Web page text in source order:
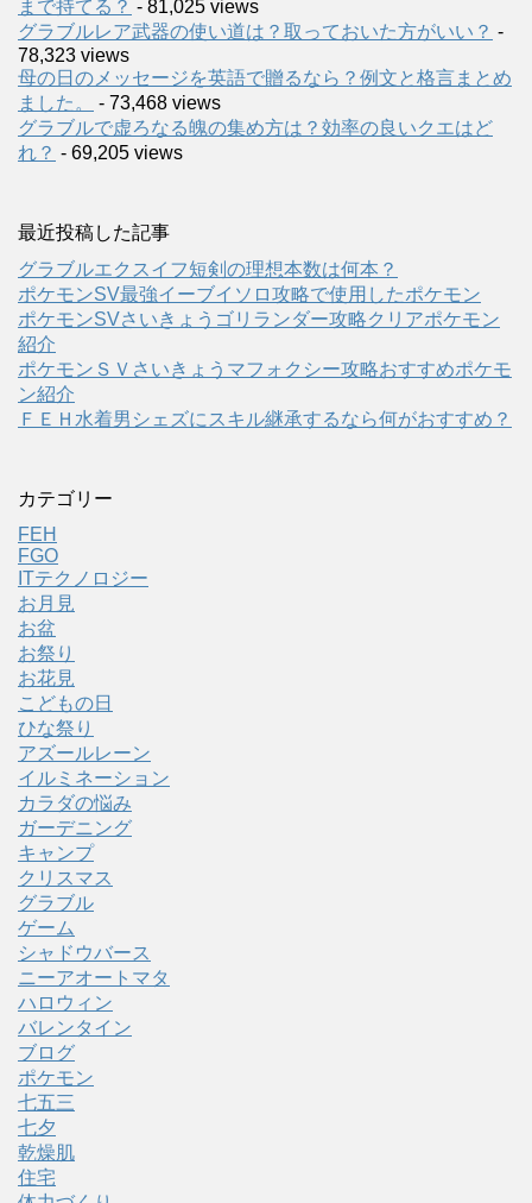
まで持てる？ - 81,025 views
グラブルレア武器の使い道は？取っておいた方がいい？ -
78,323 views
母の日のメッセージを英語で贈るなら？例文と格言まとめ
ました。
- 73,468 views
グラブルで虚ろなる魄の集め方は？効率の良いクエはど
れ？ - 69,205 views
最近投稿した記事
グラブルエクスイフ短剣の理想本数は何本？
ポケモンSV最強イーブイソロ攻略で使用したポケモン
ポケモンSVさいきょうゴリランダー攻略クリアポケモン
紹介
ポケモンＳＶさいきょうマフォクシー攻略おすすめポケモ
ン紹介
ＦＥＨ水着男シェズにスキル継承するなら何がおすすめ？
カテゴリー
FEH
FGO
ITテクノロジー
お月見
お盆
お祭り
お花見
こどもの日
ひな祭り
アズールレーン
イルミネーション
カラダの悩み
ガーデニング
キャンプ
クリスマス
グラブル
ゲーム
シャドウバース
ニーアオートマタ
ハロウィン
バレンタイン
ブログ
ポケモン
七五三
七夕
乾燥肌
住宅